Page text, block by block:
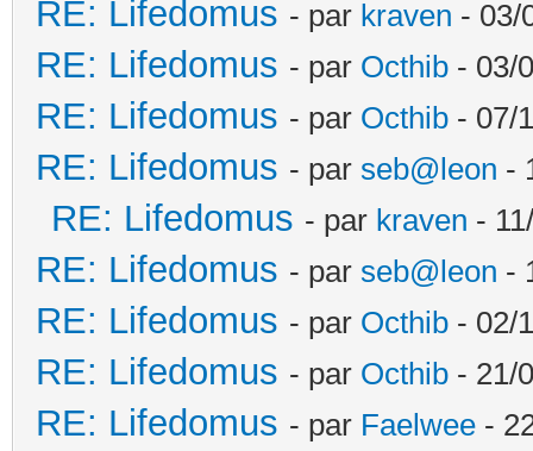
RE: Lifedomus - par kraven - 03/
RE: Lifedomus - par Octhib - 03/
RE: Lifedomus - par Octhib - 07/
RE: Lifedomus - par seb@leon -
RE: Lifedomus - par kraven -
RE: Lifedomus - par seb@leon -
RE: Lifedomus - par Octhib - 02/
RE: Lifedomus - par Octhib - 21/
RE: Lifedomus - par Faelwee -